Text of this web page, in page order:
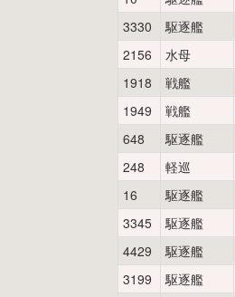
3330
駆逐艦
2156
水母
1918
戦艦
1949
戦艦
648
駆逐艦
248
軽巡
16
駆逐艦
3345
駆逐艦
4429
駆逐艦
3199
駆逐艦